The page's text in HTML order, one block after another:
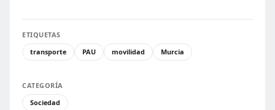
ETIQUETAS
transporte
PAU movilidad Murcia
CATEGORÍA
Sociedad